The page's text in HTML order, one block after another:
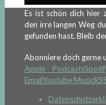
Es ist schön dich hier
den irre langen Weg
gefunden hast. Bleib
Abonniere doch gerne
Apple Podcasts
EmailYoutube MusicRSS